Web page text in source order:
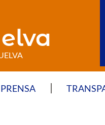
PRENSA